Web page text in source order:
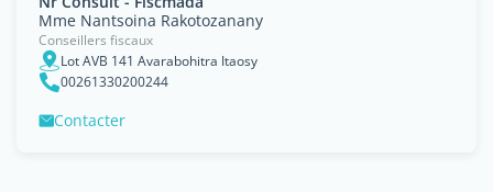
Mme Nantsoina Rakotozanany
Conseillers fiscaux
Lot AVB 141 Avarabohitra Itaosy
00261330200244
Contacter